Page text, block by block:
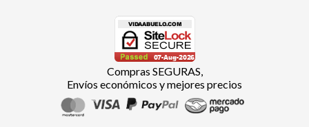
Compras SEGURAS,
Envíos económicos y mejores precios